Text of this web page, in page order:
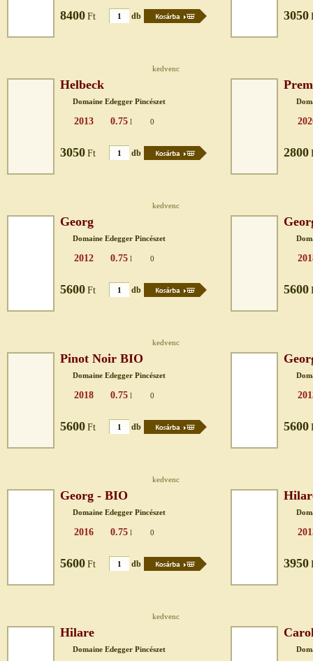
8400 Ft db 3050
kedvenc
Helbeck
Domaine Edegger Pincészet
2013 0.75 l 0
3050 Ft db 2800
kedvenc
Georg
Domaine Edegger Pincészet
2012 0.75 l 0
5600 Ft db 5600
kedvenc
Pinot Noir BIO
Domaine Edegger Pincészet
2018 0.75 l 0
5600 Ft db 5600
kedvenc
Georg - BIO
Domaine Edegger Pincészet
2016 0.75 l 0
5600 Ft db 3950
kedvenc
Hilare
Domaine Edegger Pincészet